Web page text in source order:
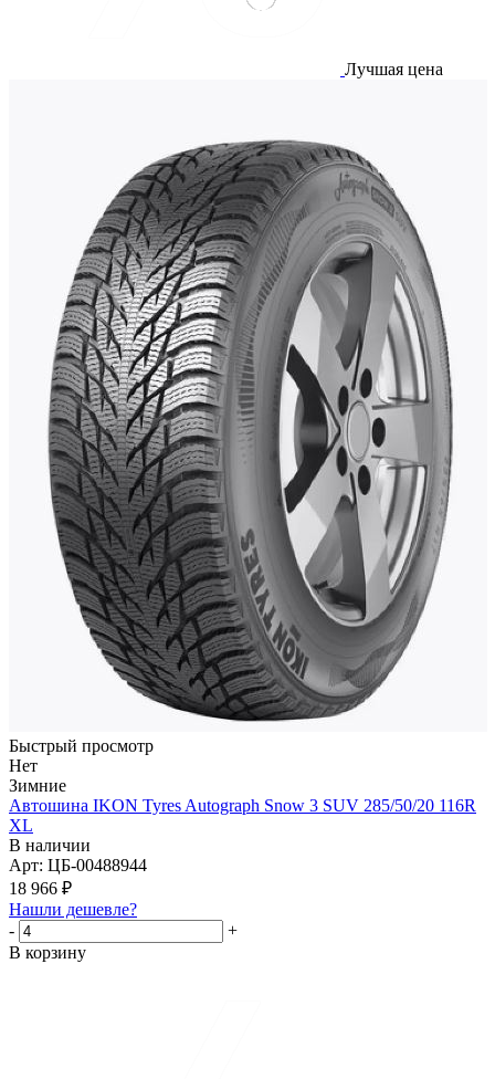
Лучшая цена
Быстрый просмотр
Нет
Зимние
Автошина IKON Tyres Autograph Snow 3 SUV 285/50/20 116R
XL
В наличии
Арт: ЦБ-00488944
18 966 ₽
Нашли дешевле?
-
+
В корзину